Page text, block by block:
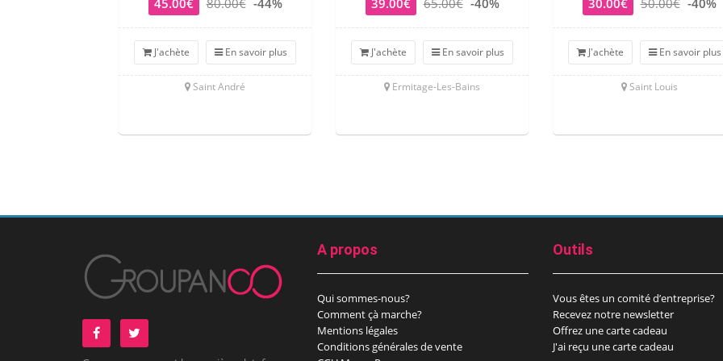
J'achète En savoir plus
Saint André
J'achète En savoir plus
Ermitage-Les-Bains
J'achète En savoir plus
Saint Louis
A propos
Qui sommes-nous?
Comment çà marche?
Mentions légales
Conditions générales de vente
Outils
Vous êtes un comité d’entreprise?
Recevez notre newsletter
Offrez une carte cadeau
J'ai reçu une carte cadeau